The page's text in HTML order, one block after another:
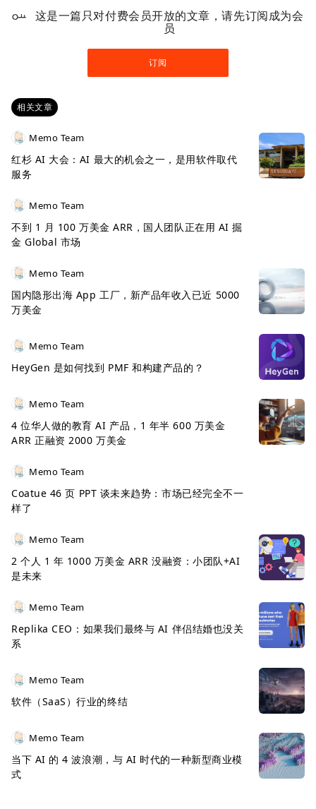
这是一篇只对付费会员开放的文章，请先订阅成为会
员
订阅
相关文章
Memo Team
红杉 AI 大会：AI 最大的机会之一，是用软件取代
服务
Memo Team
不到 1 月 100 万美金 ARR，国人团队正在用 AI 掘
金 Global 市场
Memo Team
国内隐形出海 App 工厂，新产品年收入已近 5000
万美金
Memo Team
HeyGen 是如何找到 PMF 和构建产品的？
Memo Team
4 位华人做的教育 AI 产品，1 年半 600 万美金
ARR 正融资 2000 万美金
Memo Team
Coatue 46 页 PPT 谈未来趋势：市场已经完全不一
样了
Memo Team
2 个人 1 年 1000 万美金 ARR 没融资：小团队+AI
是未来
Memo Team
Replika CEO：如果我们最终与 AI 伴侣结婚也没关
系
Memo Team
软件（SaaS）行业的终结
Memo Team
当下 AI 的 4 波浪潮，与 AI 时代的一种新型商业模
式